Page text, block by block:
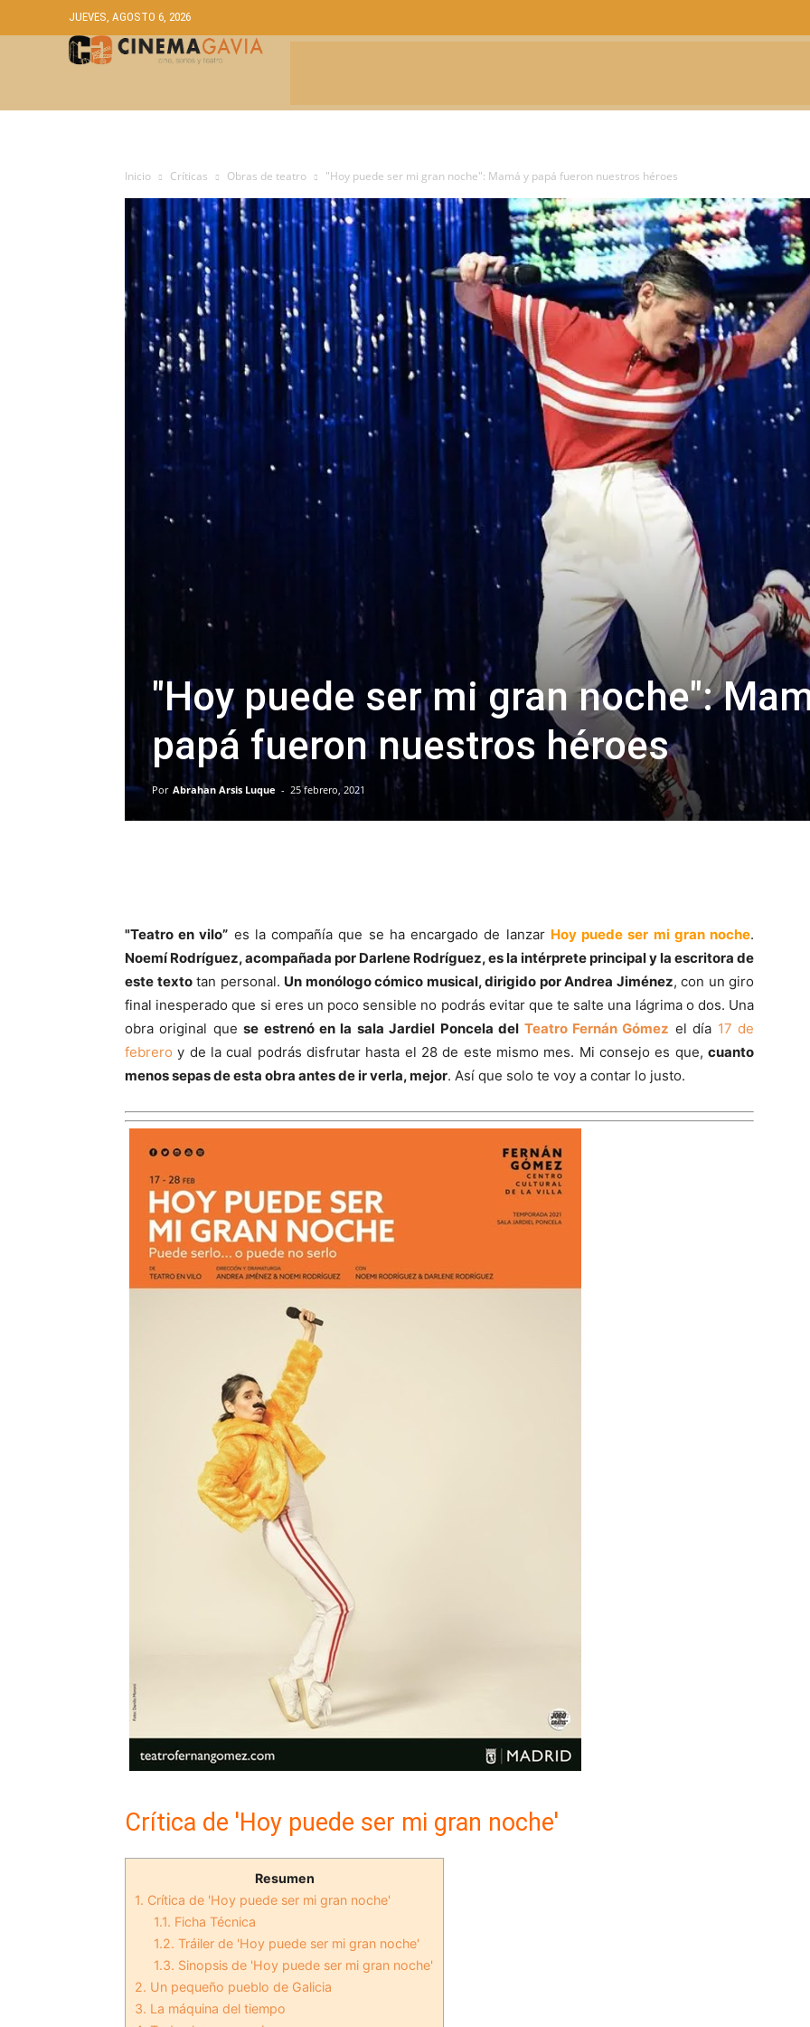
JUEVES, AGOSTO 6, 2026
Inicio Críticas Obras de teatro "Hoy puede ser mi gran noche": Mamá y papá fueron nuestros héroes
"Hoy puede ser mi gran noche":
papá fueron nuestros héroes
Por Abrahan Arsis Luque - 25 febrero, 2021
"Teatro en vilo” es la compañía que se ha encargado de lanzar Hoy puede ser mi gran noche.
Noemí Rodríguez, acompañada por Darlene Rodríguez, es la intérprete principal y la escritora de
este textotan personal. Un monólogo cómico musical, dirigido por Andrea Jiménez, con un giro
final inesperado que si eres un poco sensible no podrás evitar que te salte una lágrima o dos. Una
obra original quese estrenó en la sala Jardiel Poncela del Teatro Fernán Gómez el día 17 de
febrero y de la cual podrás disfrutar hasta el 28 de este mismo mes. Mi consejo es que, cuanto
menos sepas de esta obra antes de ir verla, mejor. Así que solo te voy a contar lo justo.
Crítica de 'Hoy puede ser mi gran noche'
Resumen
1. Crítica de 'Hoy puede ser mi gran noche'
1.1. Ficha Técnica
1.2. Tráiler de 'Hoy puede ser mi gran noche'
1.3. Sinopsis de 'Hoy puede ser mi gran noche'
2. Un pequeño pueblo de Galicia
3. La máquina del tiempo